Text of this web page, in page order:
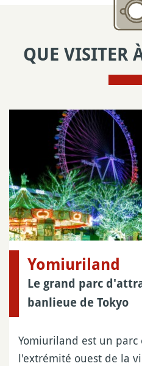
QUE VISITER
Yomiuriland
Le grand parc
banlieue de Tokyo
Yomiuriland est un parc
l'extrémité ouest de la